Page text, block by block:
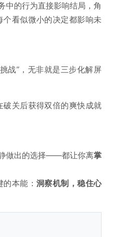
中的行为直接影响结局，角
看似微小的决定都影响未
战”，无非就是三步化解屏
关后获得双倍的爽快成就
做出的选择——都让你离掌
的本能：洞察机制，稳住心